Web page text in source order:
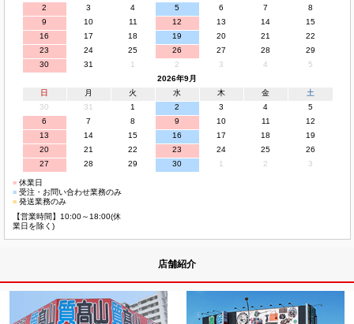
2
3 4 5 6 7
8
9
10 11 12 13 14
15
16
17 18 19 20 21
22
23
24 25 26 27 28
29
30
31 1 2 3 4
5
2026年9月
日
月 火 水 木 金
土
30
31 1 2 3 4
5
6
7 8 9 10 11
12
13
14 15 16 17 18
19
20
21 22 23 24 25
26
27
28 29 30 1 2 3
■休業日
■受注・お問い合わせ業務のみ
■発送業務のみ
【営業時間】10:00～18:00(休
業日を除く)
店舗紹介